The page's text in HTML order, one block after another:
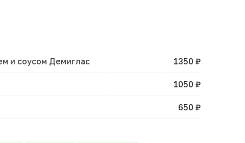
и соусом Демиглас 1350 ₽
1050 ₽
650 ₽